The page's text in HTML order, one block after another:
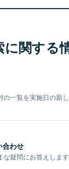
に関する
の一覧を実施日の新
合わせ
疑問にお答えします